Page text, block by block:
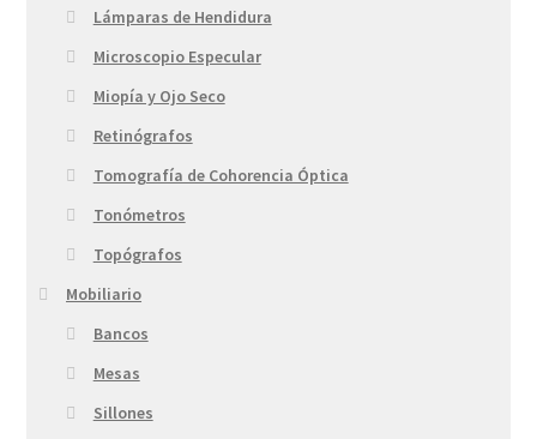
Lámparas de Hendidura
Microscopio Especular
Miopía y Ojo Seco
Retinógrafos
Tomografía de Cohorencia Óptica
Tonómetros
Topógrafos
Mobiliario
Bancos
Mesas
Sillones